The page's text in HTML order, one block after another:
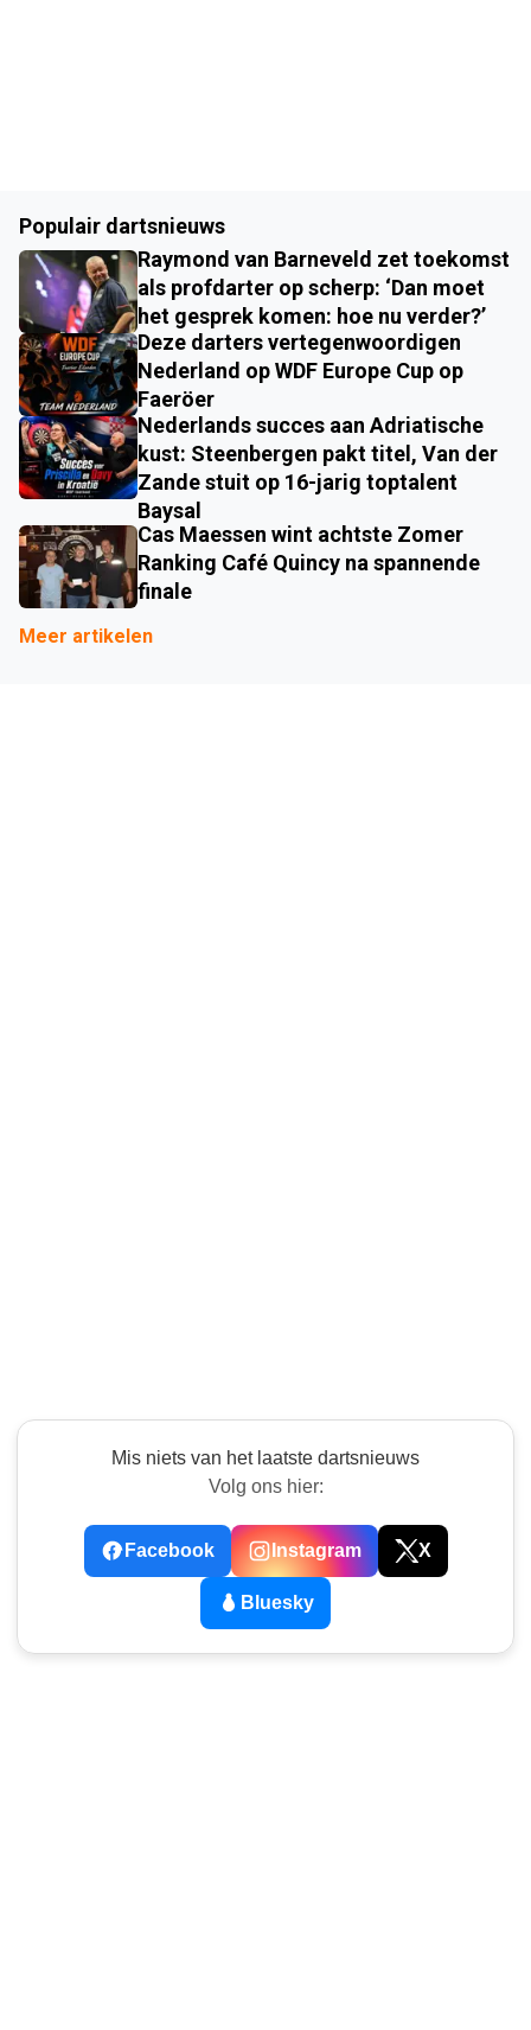
Populair dartsnieuws
Raymond van Barneveld zet toekomst
als profdarter op scherp: ‘Dan moet
het gesprek komen: hoe nu verder?’
Deze darters vertegenwoordigen
Nederland op WDF Europe Cup op
Faeröer
Nederlands succes aan Adriatische
kust: Steenbergen pakt titel, Van der
Zande stuit op 16-jarig toptalent
Baysal
Cas Maessen wint achtste Zomer
Ranking Café Quincy na spannende
finale
Meer artikelen
Mis niets van het laatste dartsnieuws
Volg ons hier:
Facebook Instagram X
Bluesky